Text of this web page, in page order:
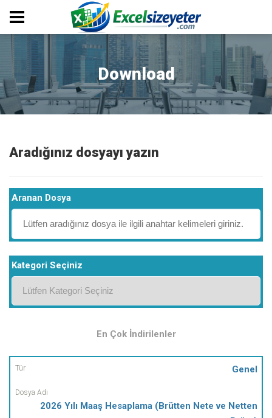
Download
Aradığınız dosyayı yazın
Aranan Dosya
Kategori Seçiniz
En Çok İndirilenler
Tür
Dosya
Genel
2026 Yılı Maaş Hesaplama (Brütten Nete ve Netten